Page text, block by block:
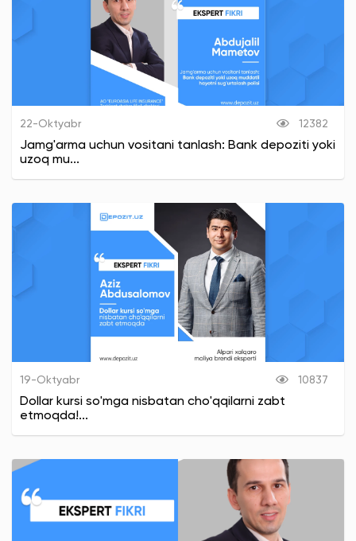
22-Oktyabr 12382
Jamg'arma uchun vositani tanlash: Bank depoziti yoki
uzoq mu...
19-Oktyabr 10837
Dollar kursi so'mga nisbatan cho'qqilarni zabt
etmoqda!...